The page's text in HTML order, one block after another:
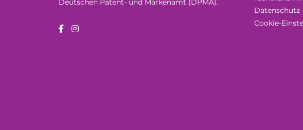
Deutschen Patent- und Markenamt (DPMA).
Datenschutz
Cookie-